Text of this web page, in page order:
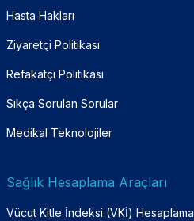
Hasta Hakları
Ziyaretçi Politikası
Refakatçi Politikası
Sıkça Sorulan Sorular
Medikal Teknolojiler
Sağlık Hesaplama Araçları
Vücut Kitle İndeksi (VKİ) Hesaplama